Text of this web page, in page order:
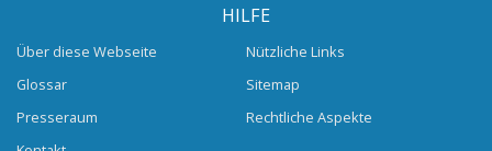
HILFE
Über diese Webseite
Glossar
Presseraum
Nützliche Links
Sitemap
Rechtliche Aspekte